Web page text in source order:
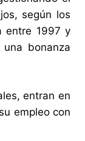
según los
entre 1997 y
bonanza
entran en
empleo con